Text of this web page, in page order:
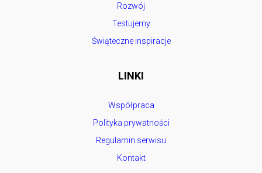
Rozwój
Testujemy
Świąteczne inspiracje
LINKI
Współpraca
Polityka prywatności
Regulamin serwisu
Kontakt